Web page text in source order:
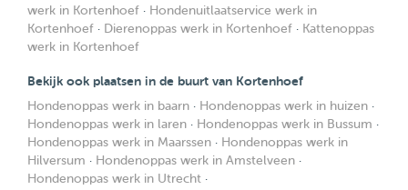
werk in Kortenhoef · Hondenuitlaatservice werk in
Kortenhoef · Dierenoppas werk in Kortenhoef · Kattenoppas
werk in Kortenhoef
Bekijk ook plaatsen in de buurt van Kortenhoef
Hondenoppas werk in baarn · Hondenoppas werk in huizen ·
Hondenoppas werk in laren · Hondenoppas werk in Bussum ·
Hondenoppas werk in Maarssen · Hondenoppas werk in
Hilversum · Hondenoppas werk in Amstelveen ·
Hondenoppas werk in Utrecht ·